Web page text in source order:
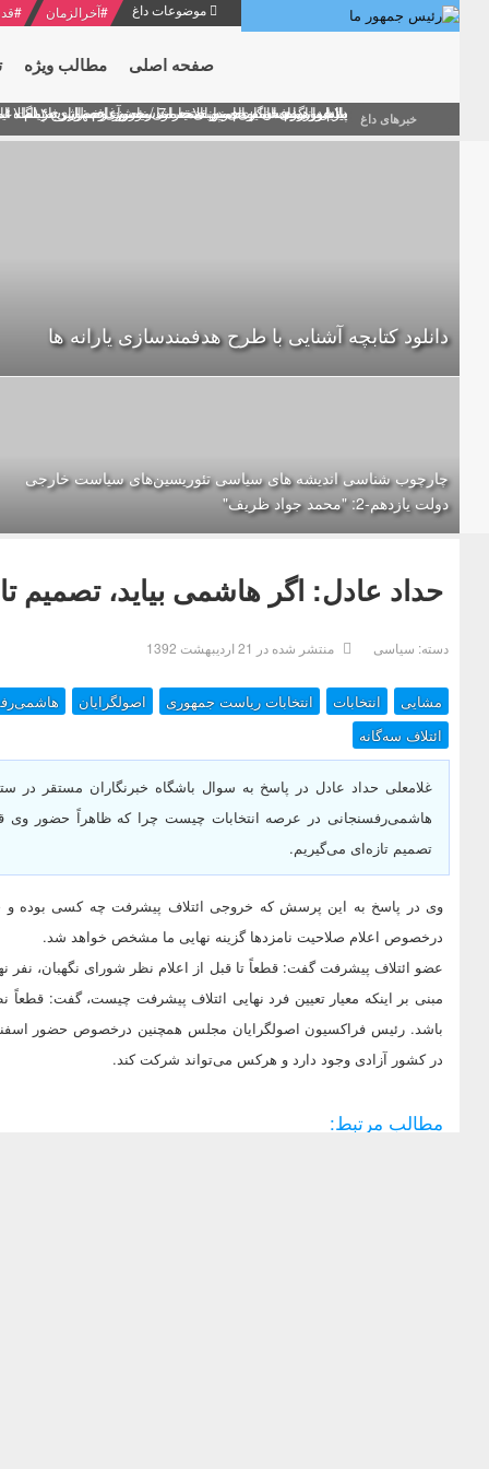
موضوعات داغ #آخرالزمان #
صفحه اصلی مطالب ویژه
خبرهای داغ منشور گفتمان امام و انقلاب - 7 /بخش دوم : شرح پیام ۱۰ خرداد ۱۳۶۹ امام خامنه ای/ فصل پنجم: حفظ عزّت و کرامت انقلابی
بازخوانی افشاگری سپهبد محمود منصور افسر ارشد
دلایل اهمیت سیزدهمین انتخابات ریاست جمهوری از نگاه
بیانات امام خامنه ای در سخنرانی نوروزی خطاب به ملت
پیام نوروزی امام خامنه ای به مناسبت آغاز سال ۱۴۰۰
دانلود کتابچه آشنایی با طرح هدفمندسازی یارانه ها
چارچوب شناسی اندیشه های سیاسی تئوریسین‌های سیاست خارجی
دولت یازدهم-2: "محمد جواد ظریف"
حداد عادل: اگر هاشمی بیاید، تصمیم
دسته: سیاسی منتشر شده در 21 ارديبهشت 1392
مشایی انتخابات انتخابات ریاست جمهوری اصولگرایان
ائتلاف سه‌گانه
غلامعلی حداد عادل در پاسخ به سوال باشگاه خبرنگاران مستقر در
هاشمی‌رفسنجانی در عرصه انتخابات چیست چرا که ظاهراً حضور وی
تصمیم تازه‌ای می‌گیریم.
وی در پاسخ به این پرسش که خروجی ائتلاف پیشرفت چه کسی بوده
درخصوص اعلام صلاحیت نامزدها گزینه نهایی ما مشخص خواهد شد.
عضو ائتلاف پیشرفت گفت: قطعاً تا قبل از اعلام نظر شورای نگهبان،
مبنی بر اینکه معیار تعیین فرد نهایی ائتلاف پیشرفت چیست، گفت:
باشد. رئیس فراکسیون اصولگرایان مجلس همچنین درخصوص حضور
در کشور آزادی وجود دارد و هرکس می‌تواند شرکت کند.
مطالب مرتبط: